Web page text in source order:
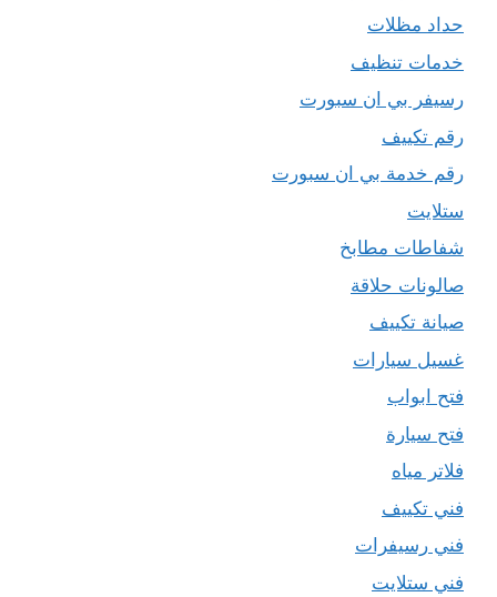
حداد مظلات
خدمات تنظيف
رسيفر بي ان سبورت
رقم تكييف
رقم خدمة بي ان سبورت
ستلايت
شفاطات مطابخ
صالونات حلاقة
صيانة تكييف
غسيل سيارات
فتح ابواب
فتح سيارة
فلاتر مياه
فني تكييف
فني رسيفرات
فني ستلايت